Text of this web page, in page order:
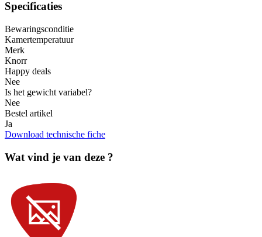
Specificaties
Bewaringsconditie
Kamertemperatuur
Merk
Knorr
Happy deals
Nee
Is het gewicht variabel?
Nee
Bestel artikel
Ja
Download technische fiche
Wat vind je van deze ?